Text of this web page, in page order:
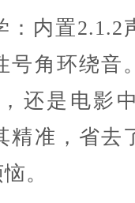
内置2.1.2
号角环绕音
还是电影
精准，省去
。